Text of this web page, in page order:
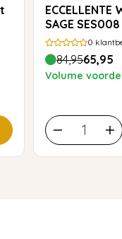
ECCELLENTE Waterfilters voor
SAGE
0
84,9565,95
Volume